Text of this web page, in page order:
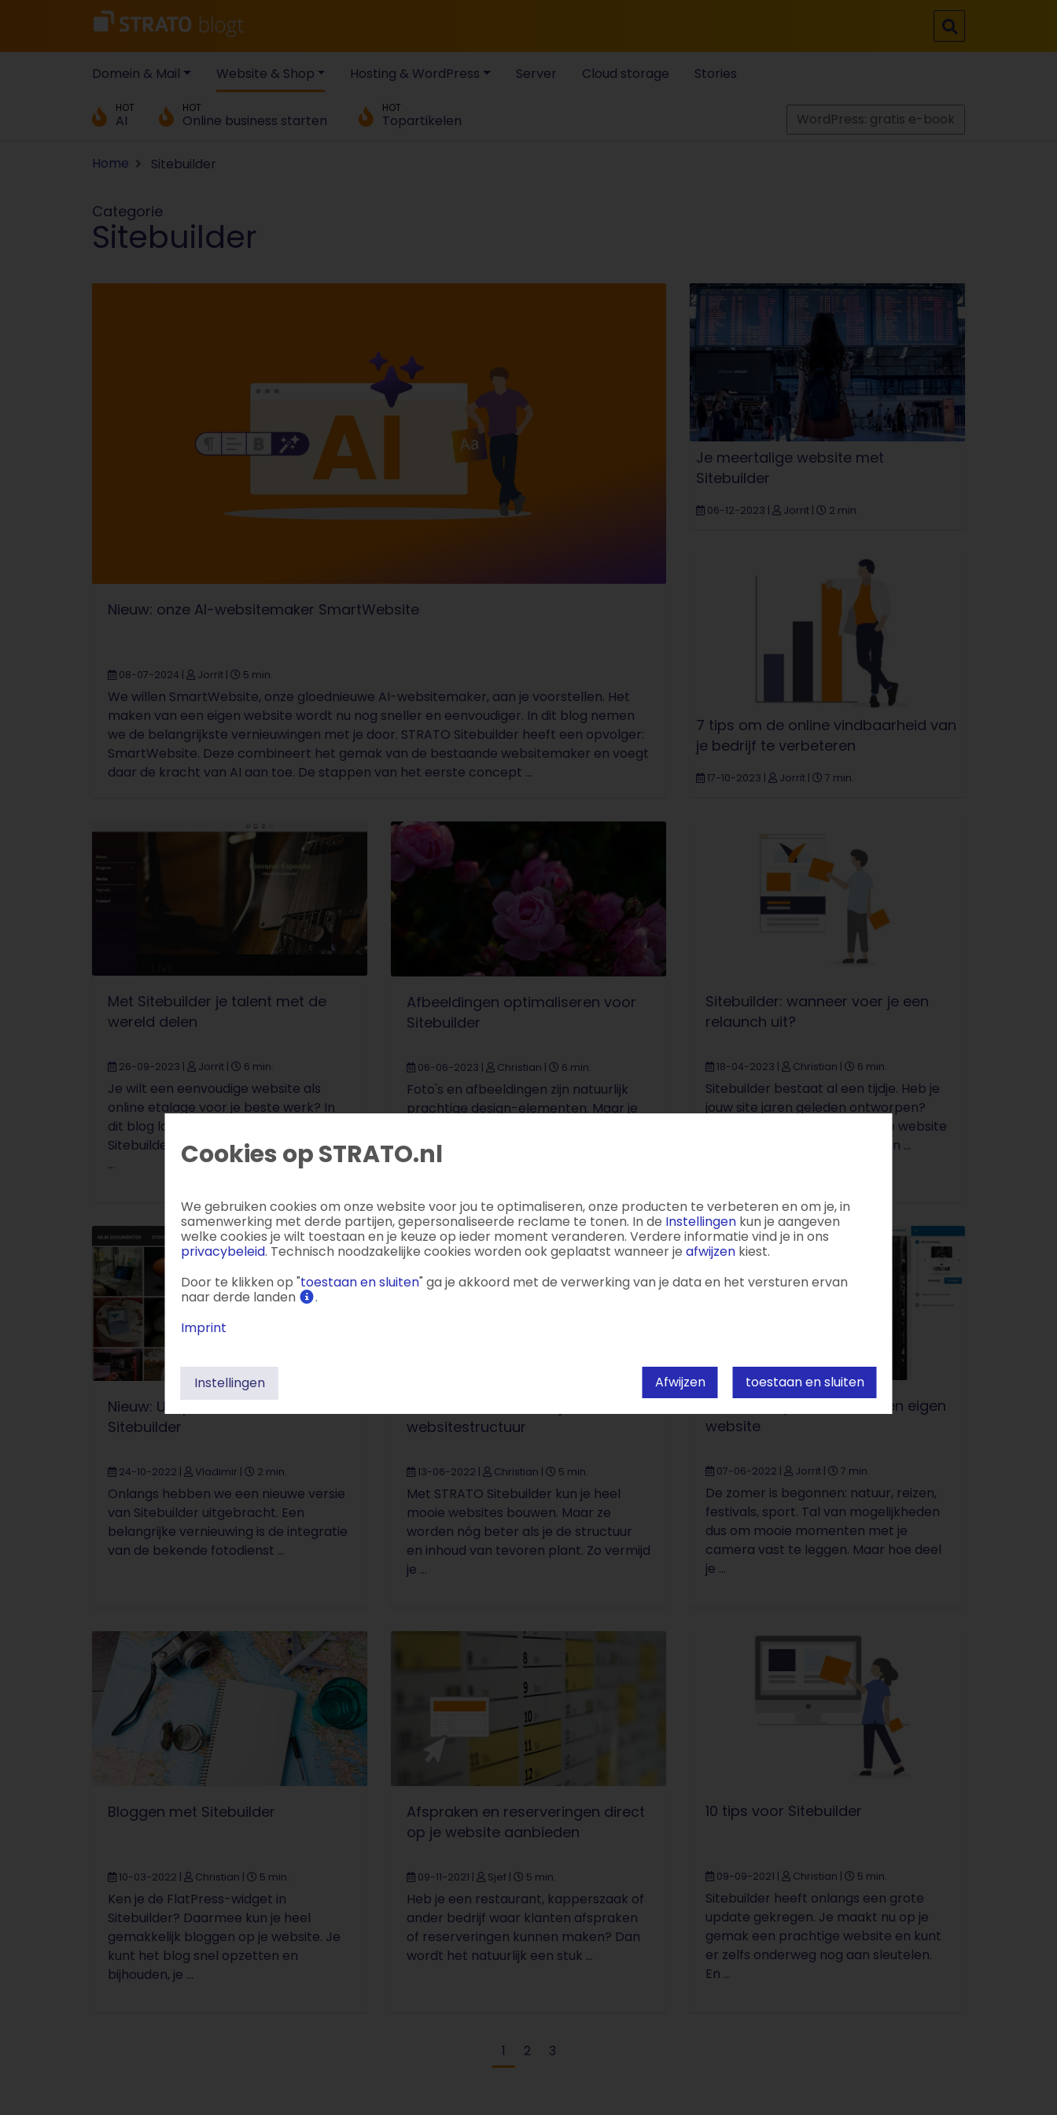
Domein & Mail Website & Shop Hosting & WordPress Server Cloud storage Stories
HOT
AI
HOT
Online business starten
HOT
Topartikelen WordPress: gratis e-book
Home Sitebuilder
Categorie
Sitebuilder
Nieuw: onze AI-websitemaker SmartWebsite
08-07-2024 Jorrit 5 min.
We willen SmartWebsite, onze gloednieuwe AI-websitemaker, aan je voorstellen. Het
maken van een eigen website wordt nu nog sneller en eenvoudiger. In dit blog nemen
we de belangrijkste vernieuwingen met je door. STRATO Sitebuilder heeft een opvolger:
SmartWebsite. Deze combineert het gemak van de bestaande websitemaker en voegt
daar de kracht van AI aan toe. De stappen van het eerste concept ...
Je meertalige website met
Sitebuilder
06-12-2023 Jorrit 2 min.
7 tips om de online vindbaarheid van
je bedrijf te verbeteren
17-10-2023 Jorrit 7 min.
Met Sitebuilder je talent met de
wereld delen
26-09-2023 Jorrit 6 min.
Je wilt een eenvoudige website als
online etalage voor je beste werk? In
dit blog laten we zien hoe je met
Sitebuilder een dergelijke website snel
...
Afbeeldingen optimaliseren voor
Sitebuilder
06-06-2023 Christian 6 min.
Foto's en afbeeldingen zijn natuurlijk
prachtige design-elementen. Maar je
gewoonlijk heel grote bestanden. Die ...
Sitebuilder: wanneer voer je een
relaunch uit?
18-04-2023 Christian 6 min.
Sitebuilder bestaat al een tijdje. Heb je
jouw site jaren geleden ontworpen?
Dan is het misschien tijd om de website
volledig te vernieuwen. Met een ...
Nieuw: Unsplash voor STRATO
Sitebuilder
24-10-2022 Vladimir 2 min.
Onlangs hebben we een nieuwe versie
van Sitebuilder uitgebracht. Een
belangrijke vernieuwing is de integratie
van de bekende fotodienst ...
websitestructuur
13-06-2022 Christian 5 min.
Met STRATO Sitebuilder kun je heel
mooie websites bouwen. Maar ze
worden nóg beter als je de structuur
en inhoud van tevoren plant. Zo vermijd
je ...
Presenteer je foto’s met een eigen
website
07-06-2022 Jorrit 7 min.
De zomer is begonnen: natuur, reizen,
festivals, sport. Tal van mogelijkheden
dus om mooie momenten met je
camera vast te leggen. Maar hoe deel
je ...
Bloggen met Sitebuilder
10-03-2022 Christian 5 min.
Ken je de FlatPress-widget in
Sitebuilder? Daarmee kun je heel
gemakkelijk bloggen op je website. Je
kunt het blog snel opzetten en
bijhouden, je ...
Afspraken en reserveringen direct
op je website aanbieden
09-11-2021 Sjef 5 min.
Heb je een restaurant, kapperszaak of
ander bedrijf waar klanten afspraken
of reserveringen kunnen maken? Dan
wordt het natuurlijk een stuk ...
10 tips voor Sitebuilder
09-09-2021 Christian 5 min.
Sitebuilder heeft onlangs een grote
update gekregen. Je maakt nu op je
gemak een prachtige website en kunt
er zelfs onderweg nog aan sleutelen.
En ...
Huidige pagina
1 Pagina
2 Pagina
3
Cookies op STRATO.nl
We gebruiken cookies om onze website voor jou te optimaliseren, onze producten te verbeteren en om je, in
samenwerking met derde partijen, gepersonaliseerde reclame te tonen. In de Instellingenkun je aangeven
welke cookies je wilt toestaan en je keuze op ieder moment veranderen. Verdere informatie vind je in ons
privacybeleid. Technisch noodzakelijke cookies worden ook geplaatst wanneer je afwijzenkiest.
Door te klikken op "toestaan en sluiten" ga je akkoord met de verwerking van je data en het versturen ervan
naar derde landen
.
Imprint
Instellingen Afwijzen toestaan en sluiten